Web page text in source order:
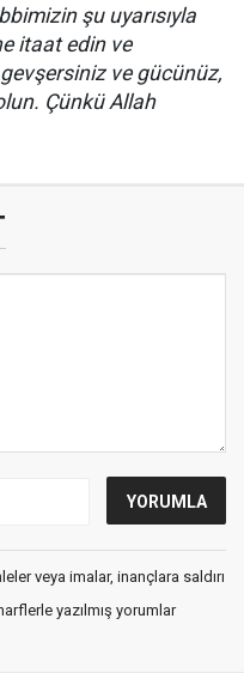
şu uyarısıyla
itaat edin ve
ve gücünüz,
Çünkü Allah
veya imalar, inançlara saldırı
yazılmış yorumlar